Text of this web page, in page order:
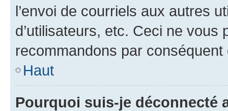
l’envoi de courriels aux autres
d’utilisateurs, etc. Ceci ne vous
recommandons par conséquent
Haut
Pourquoi suis-je déconnecté